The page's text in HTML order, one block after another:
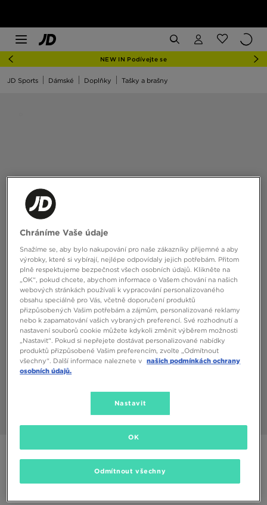
NEW IN Podívejte se
JD Sports Dámské Doplňky Tašky a brašny
JORDAN TAŠKA JAM BOROUGH VARSITY CROSSBODY
490 Kč
Chráníme Vaše údaje
Snažíme se, aby bylo nakupování pro naše zákazníky příjemné a aby
výrobky, které si vybírají, nejlépe odpovídaly jejich potřebám. Přitom
plně respektujeme bezpečnost všech osobních údajů. Klikněte na
„OK“, pokud chcete, abychom informace o Vašem chování na našich
webových stránkách používali k vypracování personalizovaného
obsahu speciálně pro Vás, včetně doporučení produktů
přizpůsobených Vašim potřebám a zájmům, personalizované reklamy
nebo k zapamatování vašich vybraných preferencí. Své rozhodnutí a
nastavení souborů cookie můžete kdykoli změnit výběrem možnosti
„Nastavit“. Pokud si nepřejete dostávat personalizované nabídky
produktů přizpůsobené Vašim preferencím, zvolte „Odmítnout
všechny“. Další informace naleznete v našich podmínkách ochrany
osobních údajů.
Nastavit
Odmítnout všechny
OK